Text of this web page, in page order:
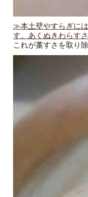
≫本土壁やすらぎに
す。あくぬきわらす
これが藁すさを取り